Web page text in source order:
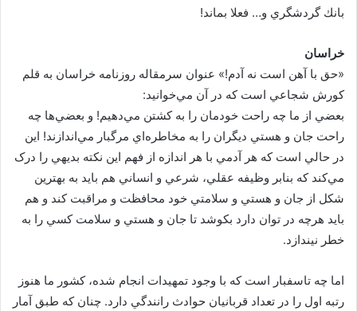
بانك گردشگري و… فعلا بماند!
خراسان
«حق با آهن است نه آدم!» عنوان سرمقاله روزنامه خراسان به قلم
کورش شجاعي است كه در آن مي‌خوانيد:
بعضي از ما چه راحت خودمان را به کشتن مي‌دهيم! و بعضي‌ها چه
راحت جان و هستي ديگران را به مخاطره‌اي مرگبار مي‌اندازند! اين
در حالي است که هر آدمي با هر اندازه از فهم اين نکته بديهي را درک
مي‌کند که بنابر وظيفه عقلي، شرعي و انساني هم بايد به بهترين
شکل از جان و هستي و سلامتي خود محافظت و مراقبت کند و هم
بايد هرچه در توان دارد بکوشد تا جان و هستي و سلامت کسي را به
خطر نيندازد.
اما چه تاسفبار است که با وجود تمهيدات انجام شده، کشور ما هنوز
رتبه اول را در تعداد قربانيان حوادث رانندگي دارد. چنان که طبق آمار